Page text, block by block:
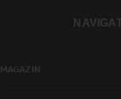
MAGAZIN